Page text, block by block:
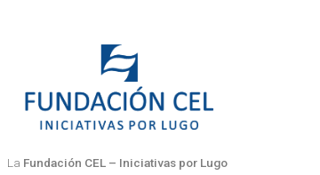
La Fundación CEL – Iniciativas por Lugo